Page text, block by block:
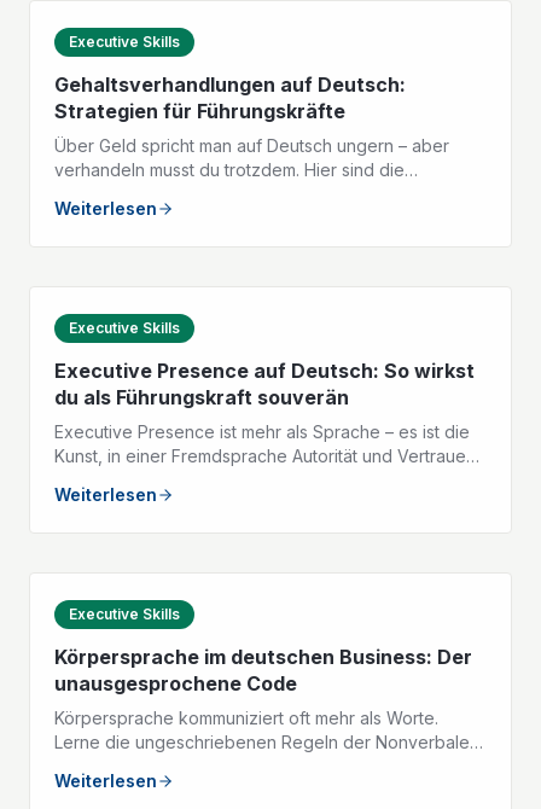
Executive Skills
Gehaltsverhandlungen auf Deutsch:
Strategien für Führungskräfte
Über Geld spricht man auf Deutsch ungern – aber
verhandeln musst du trotzdem. Hier sind die
du dein Gehalt selbstbewusst verhandelst.
Weiterlesen
Executive Skills
Executive Presence auf Deutsch: So wirkst
du als Führungskraft souverän
Executive Presence ist mehr als Sprache – es ist die
Kunst, in einer Fremdsprache Autorität und Vertrauen
Führungskraft auf Deutsch stark machen.
Weiterlesen
Executive Skills
Körpersprache im deutschen Business: Der
unausgesprochene Code
Körpersprache kommuniziert oft mehr als Worte.
Lerne die ungeschriebenen Regeln der Nonverbalen
Weiterlesen